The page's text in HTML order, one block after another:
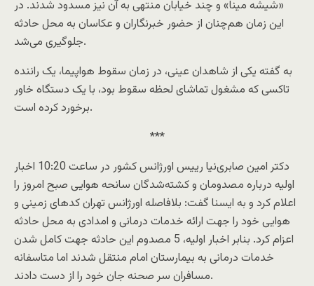
«شیشه مینا» و چند خیابان منتهی به آن نیز مسدود شدند. در
این زمان هم‌چنان از حضور خبرنگاران و عکاسان به محل حادثه
جلوگیری می‌شد.
به گفته یکی از شاهدان عینی، در زمان سقوط هواپیما، یک راننده
تاکسی که مشغول تماشای لحظه سقوط بود، با یک دستگاه خاور
برخورد کرده است.
***
دکتر امین صابری‌نیا رییس اورژانس کشور در ساعت 10:20 اخبار
اولیه درباره مصدومان و کشته‌شدگان سانحه هوایی صبح امروز را
اعلام کرد و به ایسنا گفت: بلافاصله اورژانس تهران کدهای زمینی و
هوایی خود را جهت ارائه خدمات درمانی و امدادی به محل حادثه
اعزام کرد. بنابر اخبار اولیه، 5 مصدوم این حادثه جهت کامل شدن
خدمات درمانی به بیمارستان امام منتقل شدند اما متاسفانه
مسافران سر صحنه جان خود را از دست دادند.